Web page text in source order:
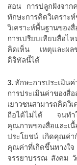
สอน
การปลูกฝังจา
ทักษะการคิดวิเคราะ
วิเคราะห์พื้นฐานของ
การเปรียบเทียบสื่อไห
คิดเห็น
เหตุและผล
ดิจิทัลนี้ได้
3.ทักษะการประเมินค่
การประเมินค่าของสื่
เยาวชนสามารถคิดวิ
ถือได้ไม่ได้
จนทำ
คุณภาพของสื่อและเนื้
ประโยชน์ เกิดคุณค่า
คุณค่าที่เกิดขึ้นทางใจ
จรรยาบรรณ สังคม